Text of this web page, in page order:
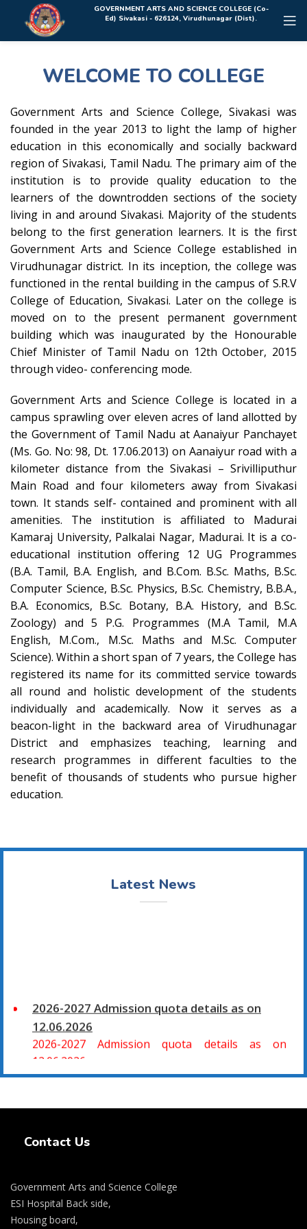
Rolex Replica Uhren DeutschlandGOVERNMENT ARTS AND SCIENCE COLLEGE (Co-
Ed) Sivakasi - 626124, Virudhunagar (Dist).
WELCOME TO COLLEGE
Government Arts and Science College, Sivakasi was
founded in the year 2013 to light the lamp of higher
education in this economically and socially backward
region of Sivakasi, Tamil Nadu. The primary aim of the
institution is to provide quality education to the
learners of the downtrodden sections of the society
living in and around Sivakasi. Majority of the students
belong to the first generation learners. It is the first
Government Arts and Science College established in
Virudhunagar district. In its inception, the college was
functioned in the rental building in the campus of S.R.V
College of Education, Sivakasi. Later on the college is
moved on to the present permanent government
building which was inaugurated by the Honourable
Chief Minister of Tamil Nadu on 12th October, 2015
through video- conferencing mode.
Government Arts and Science College is located in a
campus sprawling over eleven acres of land allotted by
the Government of Tamil Nadu at Aanaiyur Panchayet
(Ms. Go. No: 98, Dt. 17.06.2013) on Aanaiyur road with a
kilometer distance from the Sivakasi – Srivilliputhur
Main Road and four kilometers away from Sivakasi
town. It stands self- contained and prominent with all
amenities. The institution is affiliated to Madurai
Kamaraj University, Palkalai Nagar, Madurai. It is a co-
educational institution offering 12 UG Programmes
(B.A. Tamil, B.A. English, and B.Com. B.Sc. Maths, B.Sc.
Computer Science, B.Sc. Physics, B.Sc. Chemistry, B.B.A.,
B.A. Economics, B.Sc. Botany, B.A. History, and B.Sc.
Zoology) and 5 P.G. Programmes (M.A Tamil, M.A
English, M.Com., M.Sc. Maths and M.Sc. Computer
Science). Within a short span of 7 years, the College has
registered its name for its committed service towards
all round and holistic development of the students
individually and academically. Now it serves as a
beacon-light in the backward area of Virudhunagar
District and emphasizes teaching, learning and
research programmes in different faculties to the
benefit of thousands of students who pursue higher
education.
Latest News
2026-2027 Admission quota details as on
12.06.2026
2026-2027 Admission quota details as on
12.06.2026
சிவகாசி, அரசு கலை மற்றும் அறிவியல் கல்லூரியில்
08.06.2026 அன்று B.Sc., கணிதம், B.Sc., கணினி
விலங்கியல் ஆகிய அறிவியல் பாடப்பிரிவுகளுக்கும்,
09.06.2026 அன்று B.Com., வணிகவியல், B.B.A.,
வணிக நிர்வாகவியல், B.A., பொருளியல், B.A., வரலாறு
Contact Us
Government Arts and Science College
ESI Hospital Back side,
Housing board,